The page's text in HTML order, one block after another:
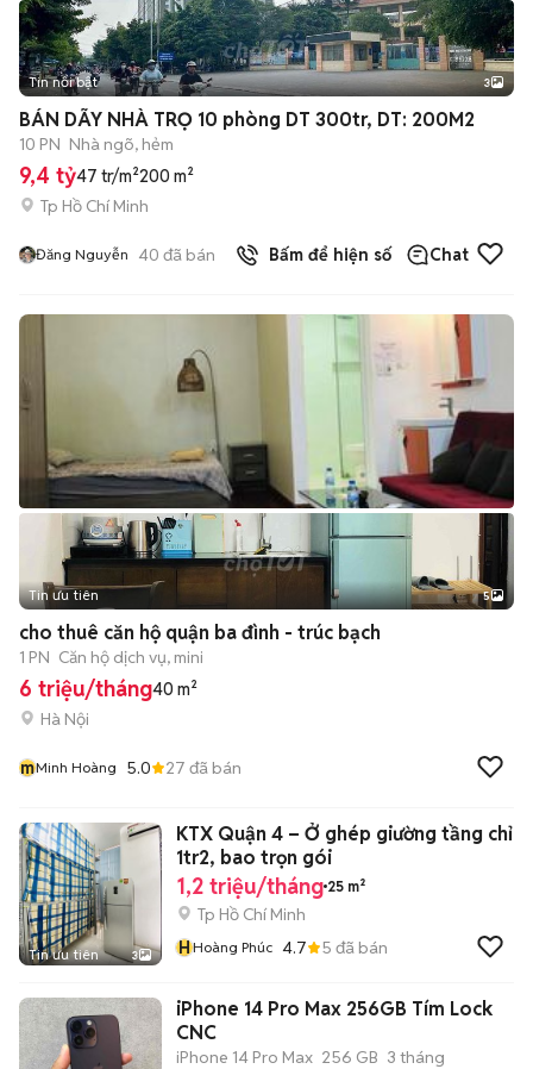
Tin nổi bật 3
BÁN DÃY NHÀ TRỌ 10 phòng DT 300tr, DT: 200M2
10 PN Nhà ngõ, hẻm
9,4 tỷ47 tr/m²200 m²
Tp Hồ Chí Minh
Đăng Nguyễn 40 đã bán Bấm để hiện số Chat
Tin ưu tiên 5
cho thuê căn hộ quận ba đình - trúc bạch
1 PN Căn hộ dịch vụ, mini
6 triệu/tháng40 m²
Hà Nội
mMinh Hoàng 5.0 27 đã bán
Tin ưu tiên 3
KTX Quận 4 – Ở ghép giường tầng chỉ
1tr2, bao trọn gói
1,2 triệu/tháng 25 m²
Tp Hồ Chí Minh
HHoàng Phúc 4.7 5 đã bán
iPhone 14 Pro Max 256GB Tím Lock
CNC
iPhone 14 Pro Max 256 GB 3 tháng